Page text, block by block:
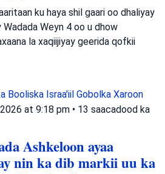
ku haya shil gaari oo dhaliyay
Weyn 4 oo u dhow
la xaqiijiyay geerida qofkii
Booliska Israa'iil Gobolka Xaroon
at 9:18 pm • 13 saacadood ka
Ashkeloon ayaa
nin ka dib markii uu ka